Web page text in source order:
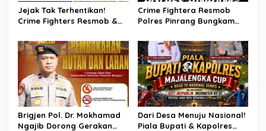
Jejak Tak Terhentikan!
Crime Fighters Resmob &
Polres Pinrang Berhasil
Bekuk Pelaku Pembunuhan
di Jalan Macan, Apresiasi
Mengalir Untuk Ipda Ahmad
Haris dan Aiptu Syahrir,
Kerja Senyap Polisi
Berbuah Pengungkapan
Kasus Menonjol
Crime Fightera Resmob
Polres Pinrang Bungkam
Pembunuhan : Apresiasi
Mengalir Untuk Tim Buser
Ipda Ahmad Haris
Brigjen Pol. Dr. Mokhamad
Ngajib Dorong Gerakan
Dari Desa Menuju Nasional!
Piala Bupati & Kapolres